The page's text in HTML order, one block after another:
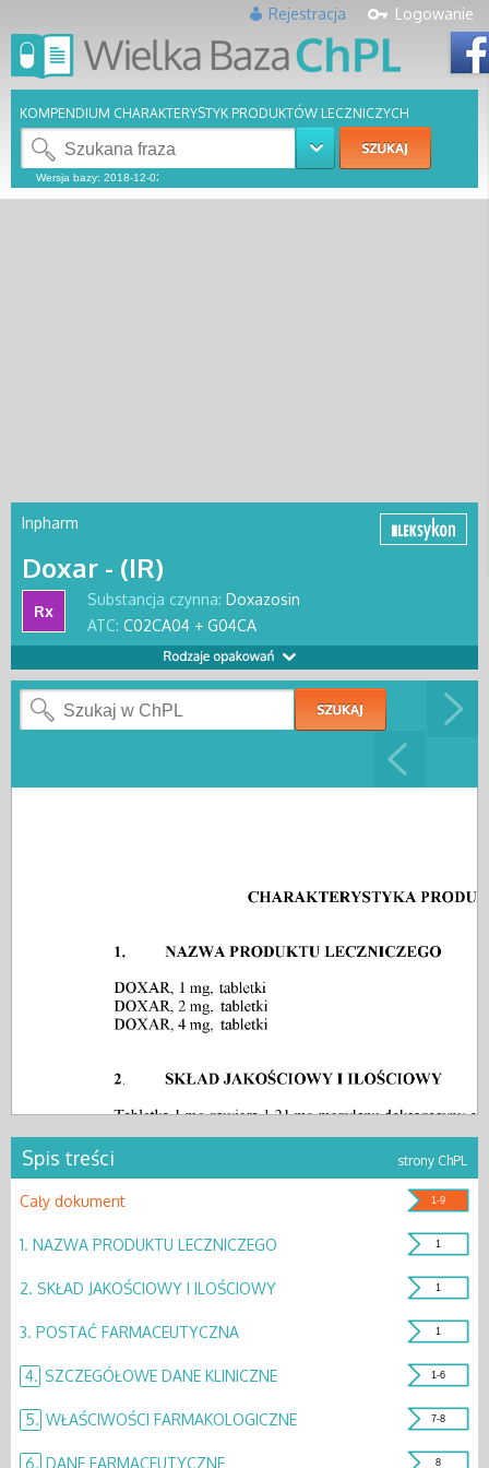
Logowanie
Rejestracja
KOMPENDIUM CHARAKTERYSTYK PRODUKTÓW LECZNICZYCH
Inpharm
Doxar - (IR)
Substancja czynna: Doxazosin
ATC: C02CA04 + G04CA
Rx
Spis treści strony ChPL
Cały dokument 1-9
1. NAZWA PRODUKTU LECZNICZEGO 1
2. SKŁAD JAKOŚCIOWY I ILOŚCIOWY 1
3. POSTAĆ FARMACEUTYCZNA 1
4. SZCZEGÓŁOWE DANE KLINICZNE 1-6
5. WŁAŚCIWOŚCI FARMAKOLOGICZNE 7-8
6. DANE FARMACEUTYCZNE 8